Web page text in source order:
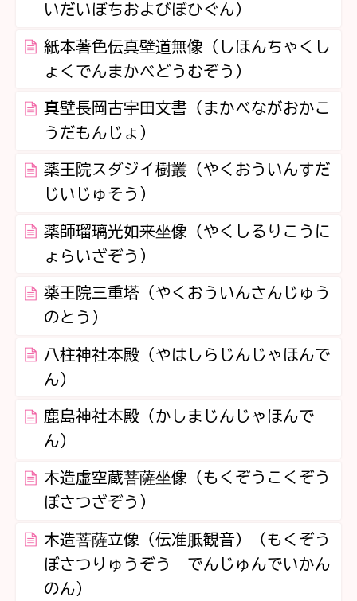
いだいぼちおよびぼひぐん）
紙本著色伝真壁道無像（しほんちゃくし
ょくでんまかべどうむぞう）
真壁長岡古宇田文書（まかべながおかこ
うだもんじょ）
薬王院スダジイ樹叢（やくおういんすだ
じいじゅそう）
薬師瑠璃光如来坐像（やくしるりこうに
ょらいざぞう）
薬王院三重塔（やくおういんさんじゅう
のとう）
八柱神社本殿（やはしらじんじゃほんで
ん）
鹿島神社本殿（かしまじんじゃほんで
ん）
木造虚空蔵菩薩坐像（もくぞうこくぞう
ぼさつざぞう）
木造菩薩立像（伝准胝観音）（もくぞう
ぼさつりゅうぞう でんじゅんでいかん
のん）